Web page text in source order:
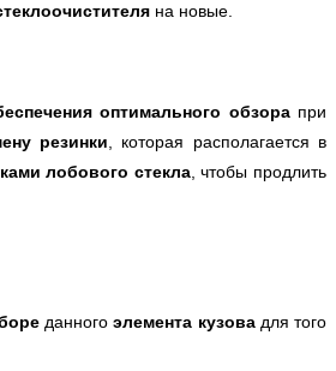
на новые.
оптимального обзорапри
резинки, которая располагается в
лобового стекла, чтобы продлить
данногоэлемента кузовадля того